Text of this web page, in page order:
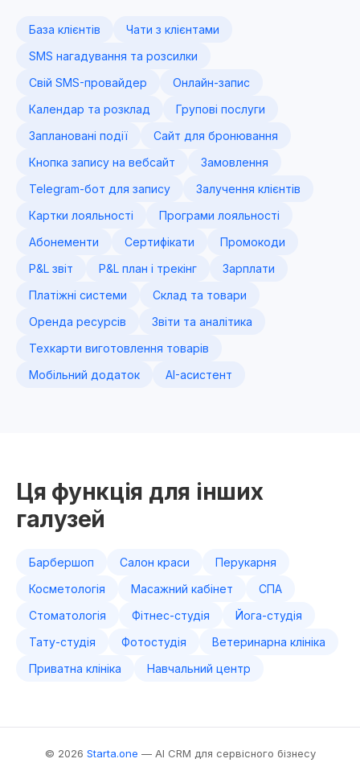
База клієнтів
Чати з клієнтами
SMS нагадування та розсилки
Свій SMS-провайдер
Онлайн-запис
Календар та розклад
Групові послуги
Заплановані події
Сайт для бронювання
Кнопка запису на вебсайт
Замовлення
Telegram-бот для запису
Залучення клієнтів
Картки лояльності
Програми лояльності
Абонементи
Сертифікати
Промокоди
P&L звіт
P&L план і трекінг
Зарплати
Платіжні системи
Склад та товари
Оренда ресурсів
Звіти та аналітика
Техкарти виготовлення товарів
Мобільний додаток
AI-асистент
Ця функція для інших
галузей
Барбершоп Салон краси
Перукарня
Косметологія
Масажний кабінет
СПА
Стоматологія
Фітнес-студія
Йога-студія
Тату-студія
Фотостудія
Ветеринарна клініка
Приватна клініка
Навчальний центр
© 2026 Starta.one — AI CRM для сервісного бізнесу